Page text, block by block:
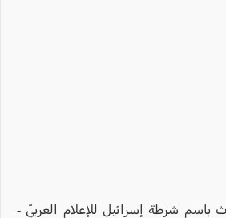
باسم شرطة إسرائيل للإعلام العربيّ -